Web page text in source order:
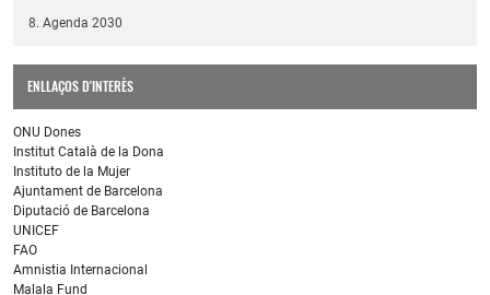
8. Agenda 2030
ENLLAÇOS D'INTERÈS
ONU Dones
Institut Català de la Dona
Instituto de la Mujer
Ajuntament de Barcelona
Diputació de Barcelona
UNICEF
FAO
Amnistia Internacional
Malala Fund